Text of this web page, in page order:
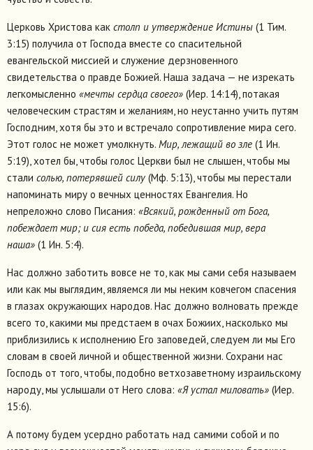
Церковь Христова как столп и утверждение Истины (1 Тим.
3:15) получила от Господа вместе со спасительной
евангельской миссией и служение дерзновенного
свидетельства о правде Божией. Наша задача — не изрекать
легкомысленно «мечты сердца своего» (Иер. 14:14), потакая
человеческим страстям и желаниям, но неустанно учить путям
Господним, хотя бы это и встречало сопротивление мира сего.
Этот голос не может умолкнуть. Мир, лежащий во зле (1 Ин.
5:19), хотел бы, чтобы голос Церкви был не слышен, чтобы мы
стали солью, потерявшей силу (Мф. 5:13), чтобы мы перестали
напоминать миру о вечных ценностях Евангелия. Но
непреложно слово Писания: «Всякий, рожденный от Бога,
побеждает мир; и сия есть победа, победившая мир, вера
наша» (1 Ин. 5:4).
Нас должно заботить вовсе не то, как мы сами себя называем
или как мы выглядим, являемся ли мы неким ковчегом спасения
в глазах окружающих народов. Нас должно волновать прежде
всего то, какими мы предстаем в очах Божиих, насколько мы
приблизились к исполнению Его заповедей, следуем ли мы Его
словам в своей личной и общественной жизни. Сохрани нас
Господь от того, чтобы, подобно ветхозаветному израильскому
народу, мы услышали от Него слова: «Я устал миловать» (Иер.
15:6).
А потому будем усердно работать над самими собой и по